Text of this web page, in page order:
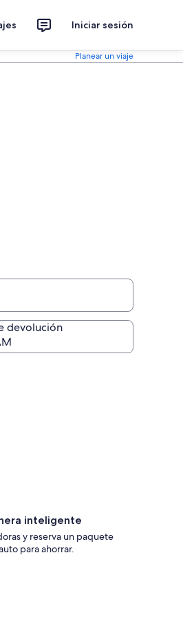
Iniciar sesión
Planear un viaje
devolución
inteligente
y reserva un paquete
para ahorrar.